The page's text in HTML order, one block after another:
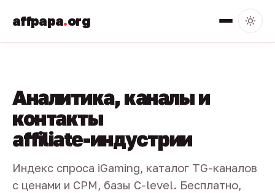
affpapa.org
Аналитика, каналы и
контакты
affiliate-индустрии
Индекс спроса iGaming, каталог TG-каналов
с ценами и CPM, базы C-level. Бесплатно,